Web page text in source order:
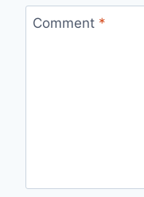
Comment *